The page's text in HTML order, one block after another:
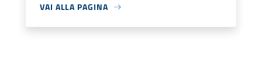
VAI ALLA PAGINA